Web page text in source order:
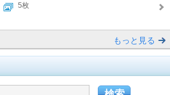
5枚
もっと見る